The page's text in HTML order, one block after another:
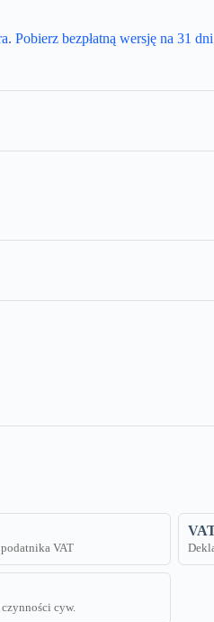
. Pobierz bezpłatną wersję na 31 dni
VAT
cyw.